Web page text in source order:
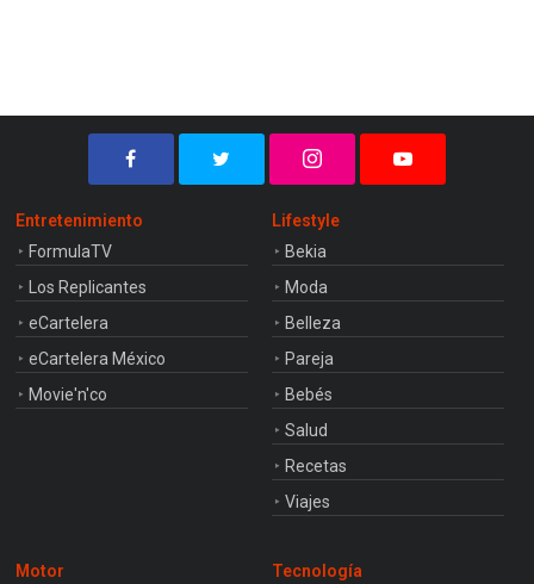
Entretenimiento
FormulaTV
Los Replicantes
eCartelera
eCartelera México
Movie'n'co
Lifestyle
Bekia
Moda
Belleza
Pareja
Bebés
Salud
Recetas
Viajes
Motor Tecnología